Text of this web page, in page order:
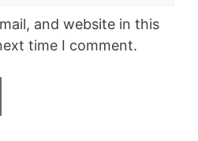
and website in this
time I comment.